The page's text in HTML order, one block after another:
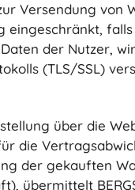
Versendung von
eingeschränkt,
der Nutzer,
(TLS/SSL)
über die
die
der gekauften
übermittelt